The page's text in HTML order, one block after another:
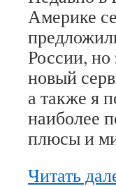
Америке
России, но
новый
а также я
наиболее
плюсы и
Читать